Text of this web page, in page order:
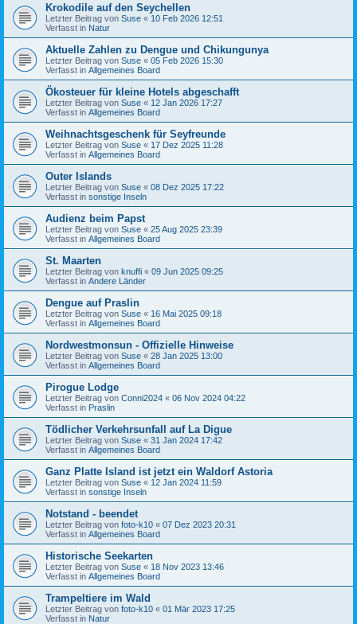
Krokodile auf den Seychellen
Letzter Beitrag von Suse « 10 Feb 2026 12:51
Verfasst in Natur
Aktuelle Zahlen zu Dengue und Chikungunya
Letzter Beitrag von Suse « 05 Feb 2026 15:30
Verfasst in Allgemeines Board
Ökosteuer für kleine Hotels abgeschafft
Letzter Beitrag von Suse « 12 Jan 2026 17:27
Verfasst in Allgemeines Board
Weihnachtsgeschenk für Seyfreunde
Letzter Beitrag von Suse « 17 Dez 2025 11:28
Verfasst in Allgemeines Board
Outer Islands
Letzter Beitrag von Suse « 08 Dez 2025 17:22
Verfasst in sonstige Inseln
Audienz beim Papst
Letzter Beitrag von Suse « 25 Aug 2025 23:39
Verfasst in Allgemeines Board
St. Maarten
Letzter Beitrag von knuffi « 09 Jun 2025 09:25
Verfasst in Andere Länder
Dengue auf Praslin
Letzter Beitrag von Suse « 16 Mai 2025 09:18
Verfasst in Allgemeines Board
Nordwestmonsun - Offizielle Hinweise
Letzter Beitrag von Suse « 28 Jan 2025 13:00
Verfasst in Allgemeines Board
Pirogue Lodge
Letzter Beitrag von Conni2024 « 06 Nov 2024 04:22
Verfasst in Praslin
Tödlicher Verkehrsunfall auf La Digue
Letzter Beitrag von Suse « 31 Jan 2024 17:42
Verfasst in Allgemeines Board
Ganz Platte Island ist jetzt ein Waldorf Astoria
Letzter Beitrag von Suse « 12 Jan 2024 11:59
Verfasst in sonstige Inseln
Notstand - beendet
Letzter Beitrag von foto-k10 « 07 Dez 2023 20:31
Verfasst in Allgemeines Board
Historische Seekarten
Letzter Beitrag von Suse « 18 Nov 2023 13:46
Verfasst in Allgemeines Board
Trampeltiere im Wald
Letzter Beitrag von foto-k10 « 01 Mär 2023 17:25
Verfasst in Natur